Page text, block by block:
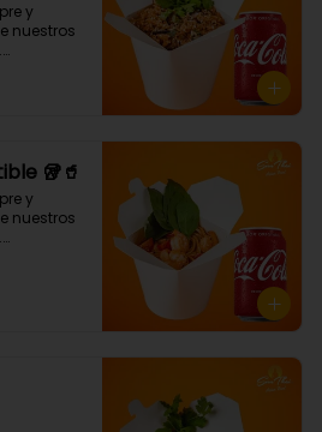
y
nuestros
y salsas
🥡🥤
y
nuestros
(Debe